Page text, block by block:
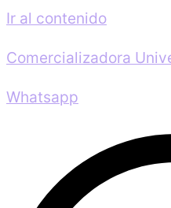
Ir al contenido
Comercializadora
Whatsapp